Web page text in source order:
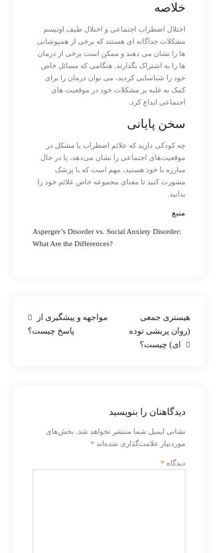
خلاصه
اختلال اضطراب اجتماعی و اختلال طیف اوتیسم
مشکلات جداگانه ای هستند که برخی از همپوشانی
ها را نشان می دهند و ممکن است برخی از درمان
ها را به اشتراک بگذارند. هنگامی که مسائل خاص
خود را شناسایی کردید، می توان درمان را برای
کمک به غلبه بر مشکلات خود در موقعیت های
اجتماعی ابداع کرد.
سخن پایانی
چه کودکی دارید که علائم اضطراب یا مشکل در
موقعیت‌های اجتماعی را نشان می‌دهد، یا در حال
مبارزه با خود هستید، مهم است که با پزشک
مشورت کنید تا معنای مجموعه خاص علائم خود را
بدانید.
منبع
Asperger’s Disorder vs. Social Anxiety Disorder:
What Are the Differences?
راهبری
نوشته
مواجهه و پیشگیری از
پاسخ چیست؟
هیستری جمعی
(روان پریشی توده
ای) چیست؟
دیدگاهتان را بنویسید
نشانی ایمیل شما منتشر نخواهد شد. بخش‌های
موردنیاز علامت‌گذاری شده‌اند *
دیدگاه *